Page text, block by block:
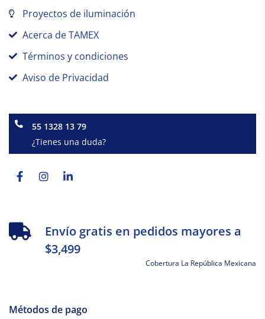
Proyectos de iluminación
Acerca de TAMEX
Términos y condiciones
Aviso de Privacidad
55 1328 13 79
¿Tienes una duda?
f
Envío gratis en pedidos mayores a
$3,499
Cobertura La República Mexicana
Métodos de pago